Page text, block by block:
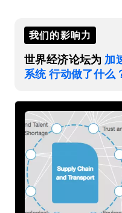
我们的影响力
世界经济论坛为 加
系统 行动做了什么